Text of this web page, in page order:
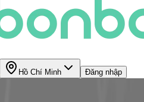
Hồ Chí Minh Đăng nhập